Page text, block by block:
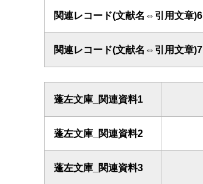
関連レコード(文献名⇔引用文章)6
関連レコード(文献名⇔引用文章)7
蓬左文庫_関連資料1
蓬左文庫_関連資料2
蓬左文庫_関連資料3